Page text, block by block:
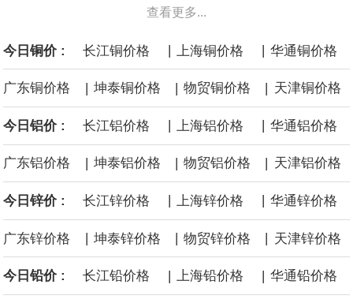
令市场通胀预期下降，推动黄金价格从此前持续数周、位于4000美
元上方的盘整区间中进一步上涨。
海力士：龙仁工厂将生产高带宽内存（HBM）及其他下一代动态随
机存取存储器（DRAM）。
必和必拓港口联合工会：必和必拓西澳大利亚铁矿石业务的工人已
通知，将于8月9日实施24小时停工。
8月7日，宇树科技董事长王兴兴网上路演时表示，报告期内，公司
查看更多...
今日铜价 : 长江铜价格 | 上海铜价格 | 华通铜价格
广东铜价格 | 坤泰铜价格 | 物贸铜价格 | 天津铜价格
今日铝价 : 长江铝价格 上海铝价格 华通铝价格
广东铝价格 | 坤泰铝价格 | 物贸铝价格 | 天津铝价格
今日锌价 : 长江锌价格 上海锌价格 华通锌价格
广东锌价格 | 坤泰锌价格 | 物贸锌价格 | 天津锌价格
今日铅价 : 长江铅价格 | 上海铅价格 | 华通铅价格